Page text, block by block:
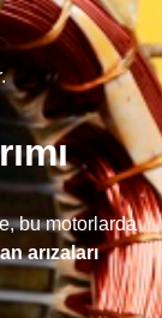
bu motorlarda
arızaları